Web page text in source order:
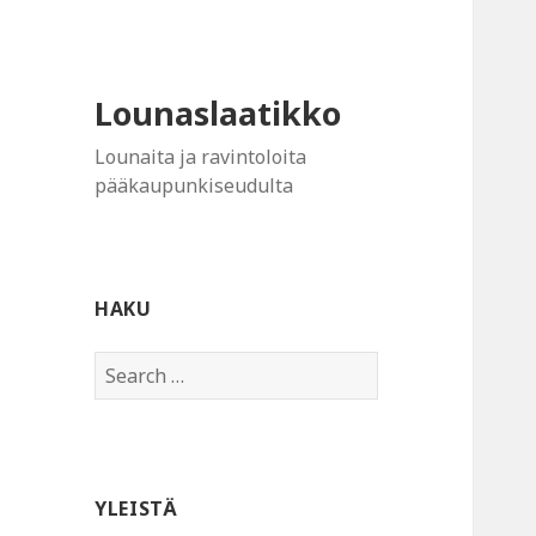
Lounaslaatikko
Lounaita ja ravintoloita
pääkaupunkiseudulta
HAKU
Search
for:
YLEISTÄ